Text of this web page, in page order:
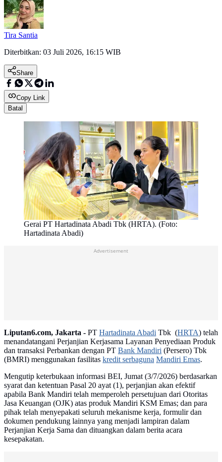
Tira Santia
Diterbitkan: 03 Juli 2026, 16:15 WIB
Share
Copy Link
Batal
Gerai PT Hartadinata Abadi Tbk (HRTA). (Foto:
Hartadinata Abadi)
Liputan6.com, Jakarta - PT Hartadinata Abadi Tbk (HRTA) telah
menandatangani Perjanjian Kerjasama Layanan Penyediaan Produk
dan transaksi Perbankan dengan PT Bank Mandiri (Persero) Tbk
(BMRI) menggunakan fasilitas kredit serbaguna Mandiri Emas.
Mengutip keterbukaan informasi BEI, Jumat (3/7/2026) berdasarkan
syarat dan ketentuan Pasal 20 ayat (1), perjanjian akan efektif
apabila Bank Mandiri telah memperoleh persetujuan dari Otoritas
Jasa Keuangan (OJK) atas produk Mandiri KSM Emas; dan para
pihak telah menyepakati seluruh mekanisme kerja, formulir dan
dokumen pendukung lainnya yang menjadi lampiran dalam
Perjanjian Kerja Sama dan dituangkan dalam berita acara
kesepakatan.